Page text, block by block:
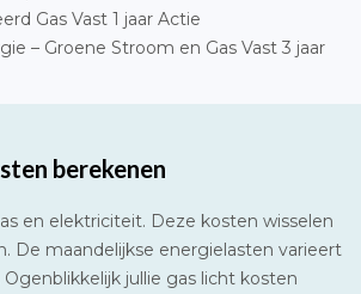
Gas Vast 1 jaar Actie
– Groene Stroom en Gas Vast 3 jaar
berekenen
en elektriciteit. Deze kosten wisselen
De maandelijkse energielasten varieert
jullie gas licht kosten